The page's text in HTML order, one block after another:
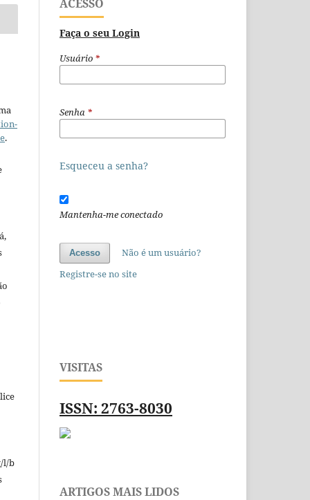
.
l/b
ACESSO
Faça o seu Login
Usuário *
Senha *
Esqueceu a senha?
Mantenha-me conectado
Acesso
Não é um usuário?
Registre-se no site
VISITAS
ISSN: 2763-8030
ARTIGOS MAIS LIDOS